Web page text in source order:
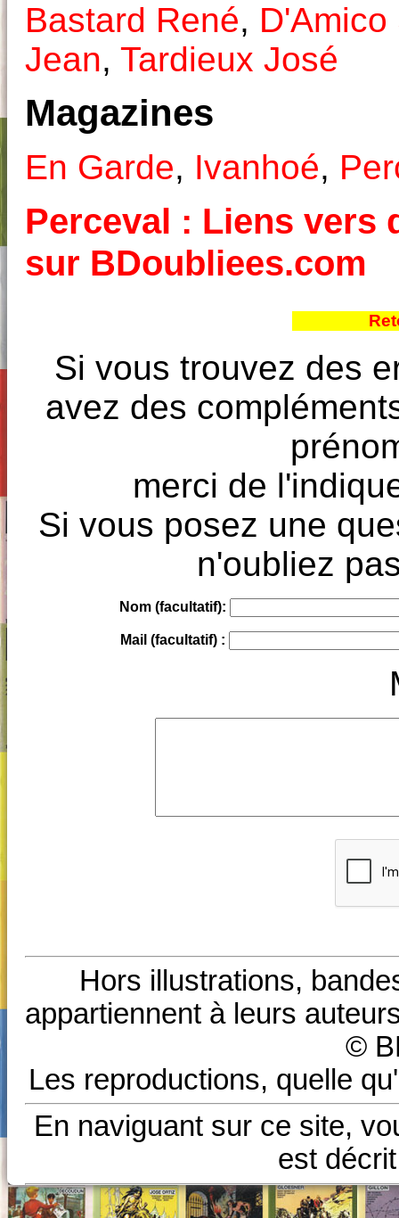
Bastard René, D'Amico
Jean, Tardieux José
Magazines
En Garde, Ivanhoé,
Perceval : Liens vers
sur BDoubliees.com
Si vous trouvez des
avez des
merci de
Si vous posez une
n'oubliez
Nom (facultatif):
Mail (facultatif) :
Hors illustrations,
appartiennent à leurs
©
Les reproductions, quelle
En naviguant sur ce site,
est